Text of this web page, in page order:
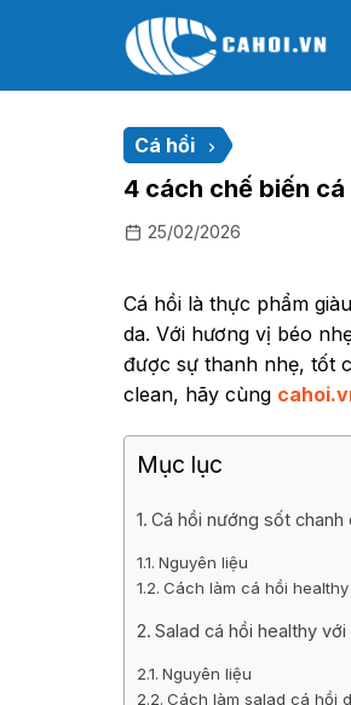
Cá hồi
4 cách chế biến
25/02/2026
Cá hồi là thực phẩm
da. Với hương vị béo
được sự thanh nhẹ, tốt
clean, hãy cùng
Mục lục
Cá hồi nướng sốt chanh
Nguyên liệu
Cách làm cá hồi
Salad cá hồi healthy với
Nguyên liệu
Cách làm salad cá hồi